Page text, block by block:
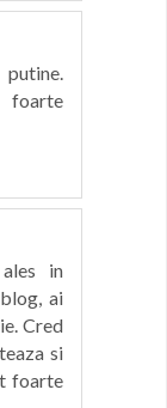
foarte
in
ai
Cred
si
foarte